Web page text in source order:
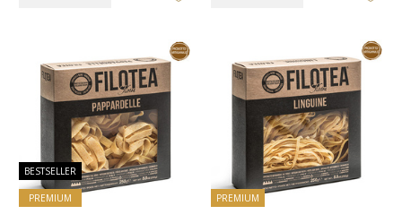
BESTSELLER
PREMIUM PREMIUM